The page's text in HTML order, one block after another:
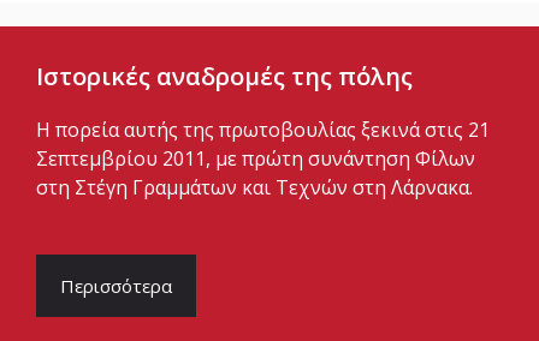
Ιστορικές αναδρομές της πόλης
Η πορεία αυτής της πρωτοβουλίας ξεκινά στις 21
Σεπτεμβρίου 2011, με πρώτη συνάντηση Φίλων
στη Στέγη Γραμμάτων και Τεχνών στη Λάρνακα.
Περισσότερα